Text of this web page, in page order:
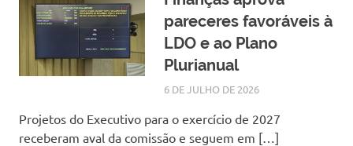
pareceres favoráveis à
LDO e ao Plano
Plurianual
6 DE JULHO DE 2026
Projetos do Executivo para o exercício de 2027
receberam aval da comissão e seguem em […]